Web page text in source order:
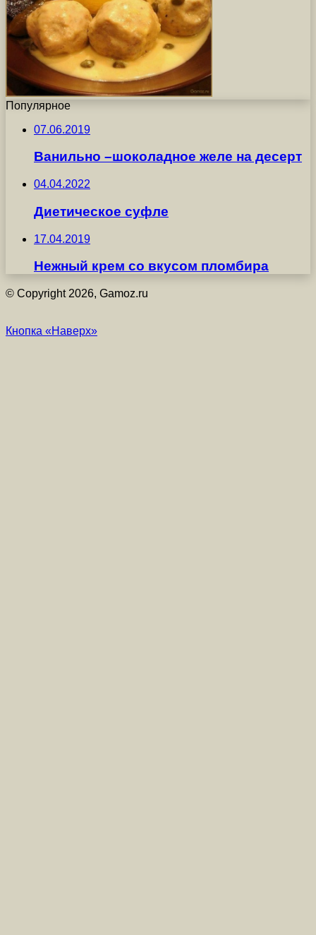
Популярное
07.06.2019
Ванильно –шоколадное желе на десерт
04.04.2022
Диетическое суфле
17.04.2019
Нежный крем со вкусом пломбира
© Copyright 2026, Gamoz.ru
Кнопка «Наверх»